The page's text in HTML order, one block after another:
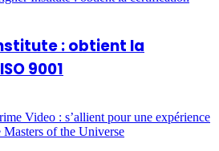
: obtient la
9001